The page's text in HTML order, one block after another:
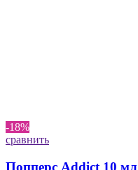
-18%
сравнить
Попперс Addict 10 мл